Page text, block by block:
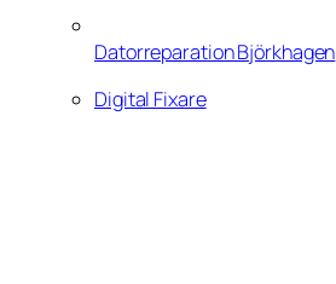
Datorreparation Björkhagen
Digital Fixare